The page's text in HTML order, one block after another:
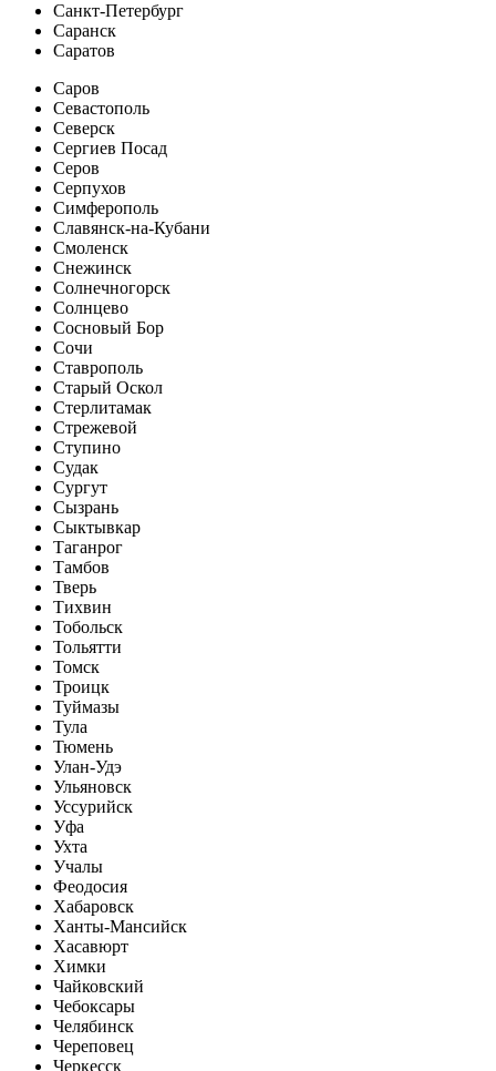
Санкт-Петербург
Саранск
Саратов
Саров
Севастополь
Северск
Сергиев Посад
Серов
Серпухов
Симферополь
Славянск-на-Кубани
Смоленск
Снежинск
Солнечногорск
Солнцево
Сосновый Бор
Сочи
Ставрополь
Старый Оскол
Стерлитамак
Стрежевой
Ступино
Судак
Сургут
Сызрань
Сыктывкар
Таганрог
Тамбов
Тверь
Тихвин
Тобольск
Тольятти
Томск
Троицк
Туймазы
Тула
Тюмень
Улан-Удэ
Ульяновск
Уссурийск
Уфа
Ухта
Учалы
Феодосия
Хабаровск
Ханты-Мансийск
Хасавюрт
Химки
Чайковский
Чебоксары
Челябинск
Череповец
Черкесск